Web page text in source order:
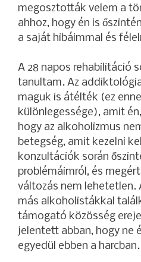
megosztották velem a
ahhoz, hogy én is
a saját hibáimmal és
A 28 napos rehabilitáció
tanultam. Az
maguk is átélték (ez
különlegessége), amit
hogy az alkoholizmus
betegség, amit kezelni
konzultációk során
problémáimról, és
változás nem lehetetlen.
más alkoholistákkal
támogató közösség
jelentett abban, hogy ne
egyedül ebben a harcban.